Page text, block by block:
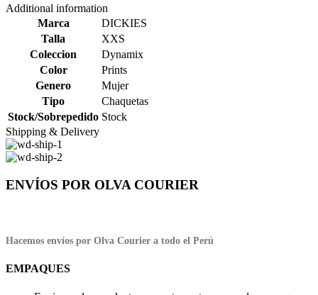
Additional information
Marca
DICKIES
Talla
XXS
Coleccion
Dynamix
Color
Prints
Genero
Mujer
Tipo
Chaquetas
Stock/Sobrepedido Stock
Shipping & Delivery
ENVÍOS POR OLVA COURIER
Hacemos envíos por Olva Courier a todo el Perú
EMPAQUES